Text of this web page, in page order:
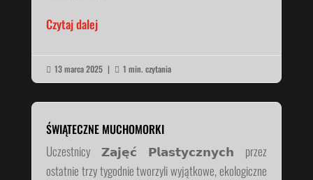
Czytaj dalej
 13 marca 2025 |  1 min. czytania
ŚWIĄTECZNE MUCHOMORKI
Uczestnicy 𝗭𝗮𝗷𝗲̨𝗰́ 𝗣𝗹𝗮𝘀𝘁𝘆𝗰𝘇𝗻𝘆𝗰𝗵 przez
ostatnie trzy tygodnie tworzyli wyjątkowe, ekologiczne